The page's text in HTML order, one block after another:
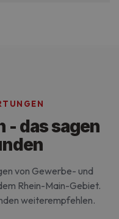
- das sagen
von Gewerbe- und
Rhein-Main-Gebiet.
weiterempfehlen.